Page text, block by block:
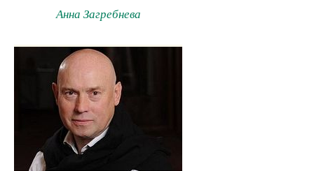
Анна Загребнева